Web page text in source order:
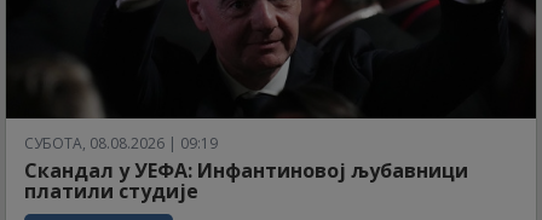
СУБОТА, 08.08.2026 | 09:19
Скандал у УЕФА: Инфантиновој љубавници
платили студије